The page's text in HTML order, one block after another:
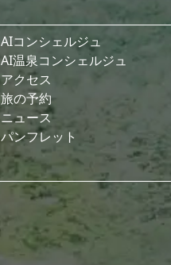
AIコンシェルジュ
AI温泉コンシェルジュ
アクセス
旅の予約
ニュース
パンフレット